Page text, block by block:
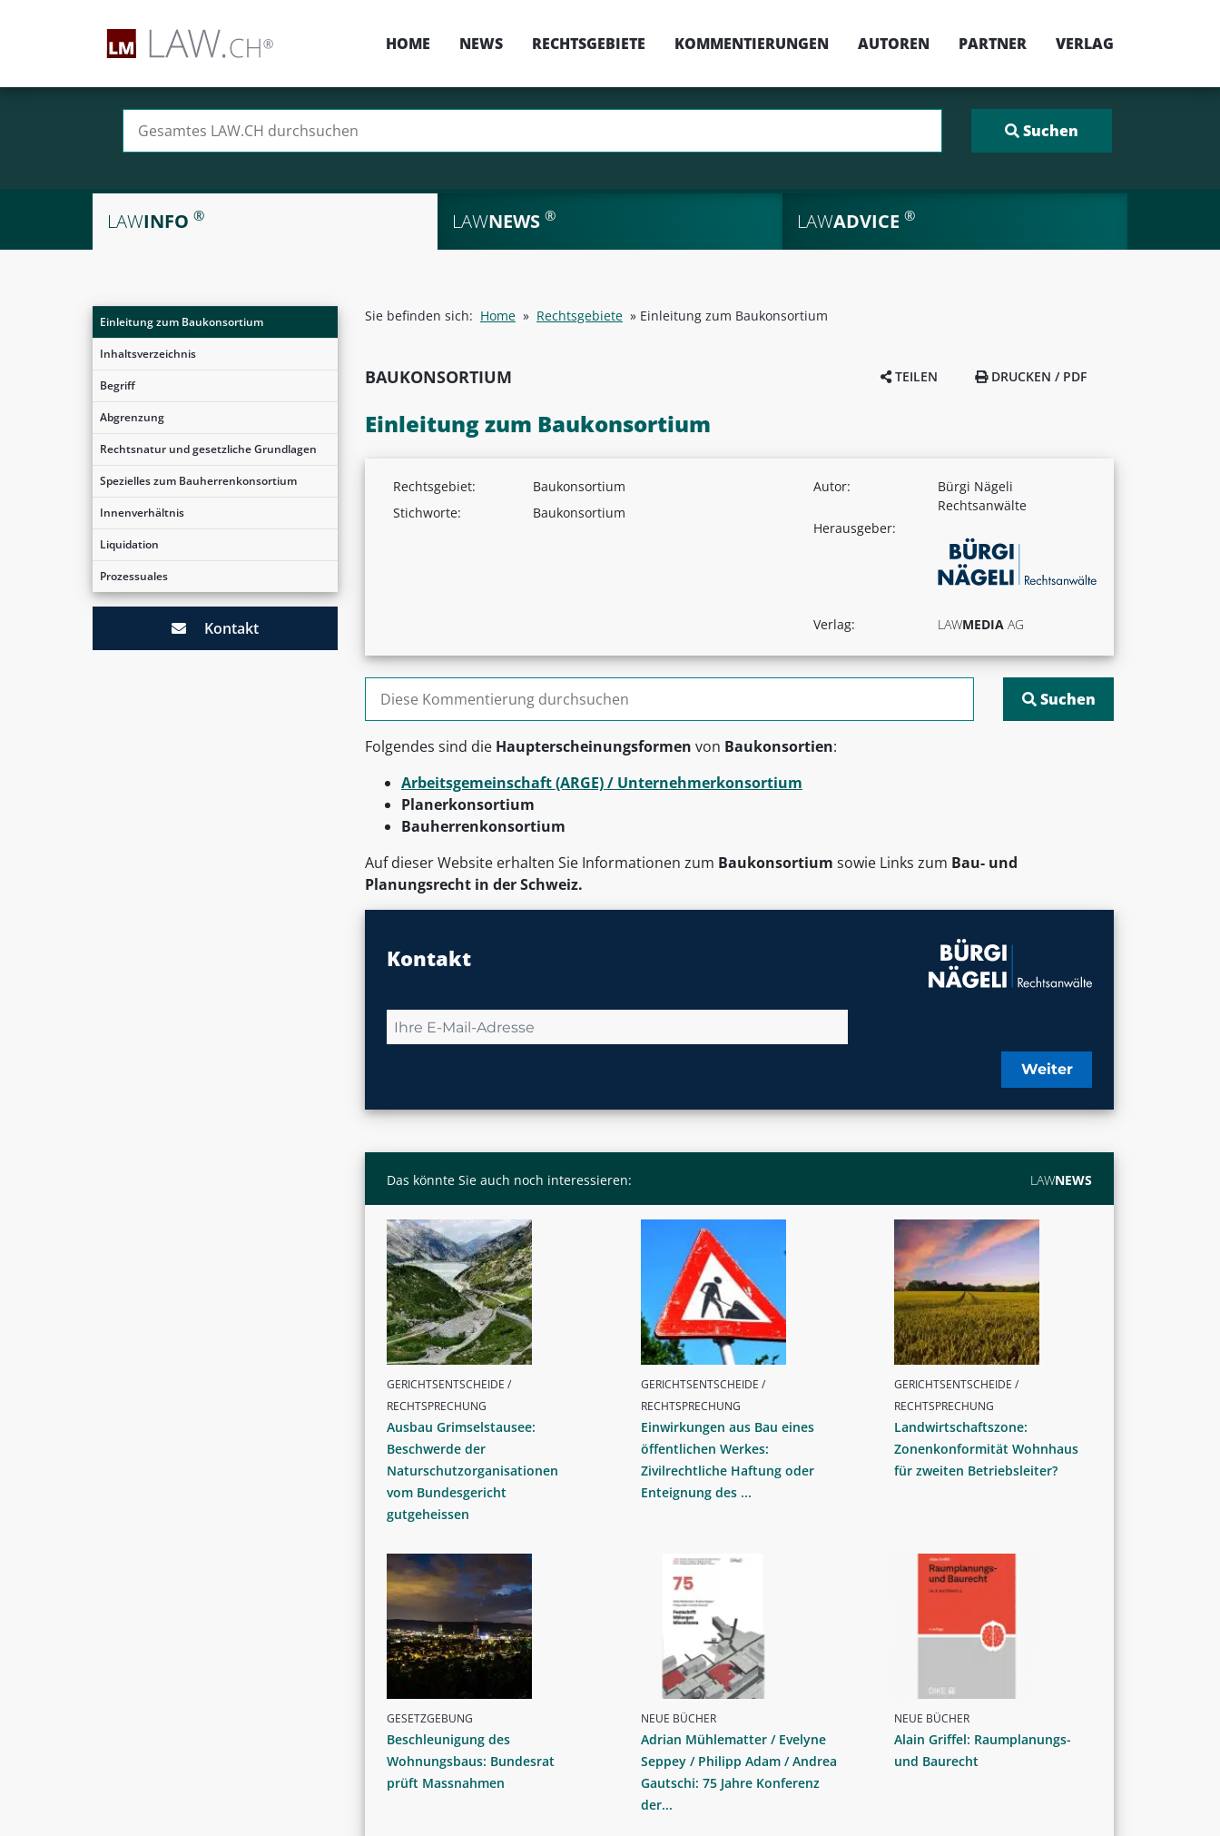
HOME NEWS RECHTSGEBIETE KOMMENTIERUNGEN AUTOREN PARTNER VERLAG
LAWINFO ® LAWNEWS ® LAWADVICE ®
Einleitung zum Baukonsortium
Inhaltsverzeichnis
Begriff
Abgrenzung
Rechtsnatur und gesetzliche Grundlagen
Spezielles zum Bauherrenkonsortium
Innenverhältnis
Liquidation
Prozessuales
Kontakt
Sie befinden sich: Home » Rechtsgebiete » Einleitung zum Baukonsortium
BAUKONSORTIUM TEILEN DRUCKEN / PDF
Einleitung zum Baukonsortium
Rechtsgebiet:
Baukonsortium
Stichworte:
Baukonsortium
Autor:
Bürgi Nägeli
Rechtsanwälte
Herausgeber:
Verlag: LAWMEDIA AG
Suchen nach:
Folgendes sind die Haupterscheinungsformen von Baukonsortien:
Arbeitsgemeinschaft (ARGE) / Unternehmerkonsortium
Planerkonsortium
Bauherrenkonsortium
Auf dieser Website erhalten Sie Informationen zum Baukonsortium sowie Links zum Bau- und
Planungsrecht in der Schweiz.
Kontakt
Weiter
Das könnte Sie auch noch interessieren: LAWNEWS
GERICHTSENTSCHEIDE /
RECHTSPRECHUNG
Ausbau Grimselstausee:
Beschwerde der
Naturschutzorganisationen
vom Bundesgericht
gutgeheissen
GERICHTSENTSCHEIDE /
RECHTSPRECHUNG
Einwirkungen aus Bau eines
öffentlichen Werkes:
Zivilrechtliche Haftung oder
Enteignung des ...
GERICHTSENTSCHEIDE /
RECHTSPRECHUNG
Landwirtschaftszone:
Zonenkonformität Wohnhaus
für zweiten Betriebsleiter?
GESETZGEBUNG
Beschleunigung des
Wohnungsbaus: Bundesrat
prüft Massnahmen
NEUE BÜCHER
Adrian Mühlematter / Evelyne
Seppey / Philipp Adam / Andrea
Gautschi: 75 Jahre Konferenz
der...
NEUE BÜCHER
Alain Griffel: Raumplanungs-
und Baurecht